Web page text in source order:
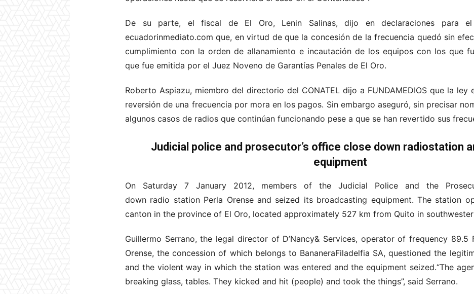
De su parte, el fiscal de El Oro, Lenin Salinas, dijo en declaraciones para
ecuadorinmediato.com que, en virtud de que la concesión de la frecuencia quedó sin
cumplimiento con la orden de allanamiento e incautación de los equipos con los que
que fue emitida por el Juez Noveno de Garantías Penales de El Oro.
Roberto Aspiazu, miembro del directorio del CONATEL dijo a FUNDAMEDIOS que la ley
reversión de una frecuencia por mora en los pagos. Sin embargo aseguró, sin precisar
algunos casos de radios que continúan funcionando pese a que se han revertido sus
Judicial police and prosecutor’s office close down radiostation
equipment
On Saturday 7 January 2012, members of the Judicial Police and the
down radio station Perla Orense and seized its broadcasting equipment. The station
canton in the province of El Oro, located approximately 527 km from Quito in
Guillermo Serrano, the legal director of D’Nancy& Services, operator of frequency 89.5
Orense, the concession of which belongs to BananeraFiladelfia SA, questioned the
and the violent way in which the station was entered and the equipment seized.“The
breaking glass, tables. They kicked and hit (people) and took the things”, said Serrano.